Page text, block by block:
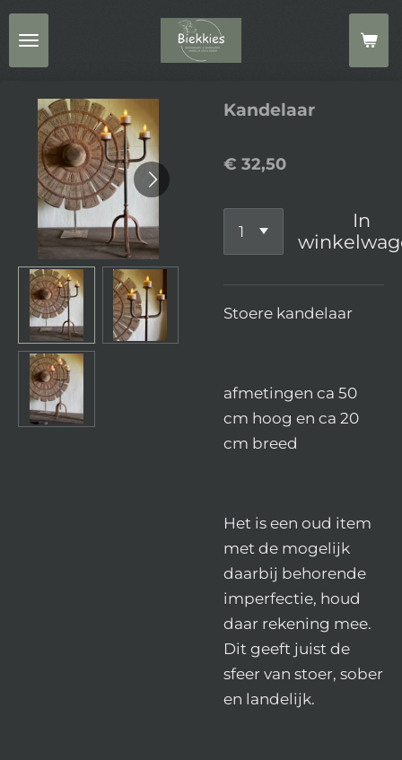
Ga
direct
naar
hoofdinhoud
Kandelaar
€ 32,50
In
Stoere kandelaar
afmetingen ca 50
cm hoog en ca 20
cm breed
Het is een oud item
met de mogelijk
daarbij behorende
imperfectie, houd
daar rekening mee.
Dit geeft juist de
sfeer van stoer, sober
en landelijk.